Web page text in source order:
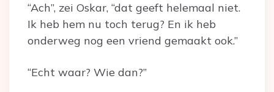
“Ach”, zei Oskar, “dat geeft helemaal niet.
Ik heb hem nu toch terug? En ik heb
onderweg nog een vriend gemaakt ook.”
“Echt waar? Wie dan?”